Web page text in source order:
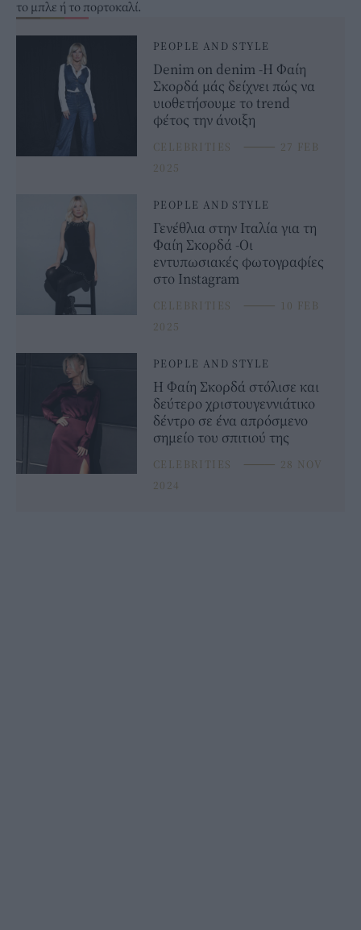
το μπλε ή το πορτοκαλί.
PEOPLE AND STYLE
Denim on denim -Η Φαίη
Σκορδά μάς δείχνει πώς να
υιοθετήσουμε το trend
φέτος την άνοιξη
CELEBRITIES ⸻ 27 FEB
2025
PEOPLE AND STYLE
Γενέθλια στην Ιταλία για τη
Φαίη Σκορδά -Οι
εντυπωσιακές φωτογραφίες
στο Instagram
CELEBRITIES ⸻ 10 FEB
2025
PEOPLE AND STYLE
Η Φαίη Σκορδά στόλισε και
δεύτερο χριστουγεννιάτικο
δέντρο σε ένα απρόσμενο
σημείο του σπιτιού της
CELEBRITIES ⸻ 28 NOV
2024